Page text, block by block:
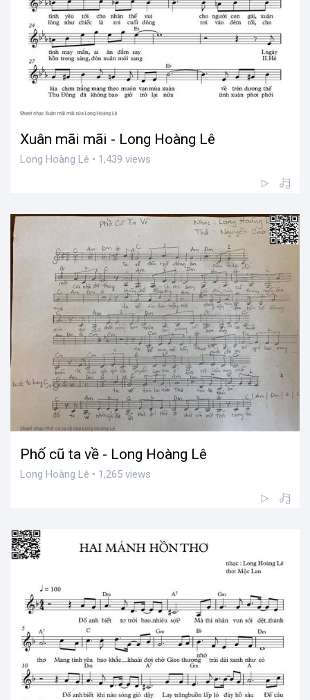
Xuân mãi mãi - Long Hoàng Lê
Long Hoàng Lê • 1,439 views
Phố cũ ta về - Long Hoàng Lê
Long Hoàng Lê • 1,265 views